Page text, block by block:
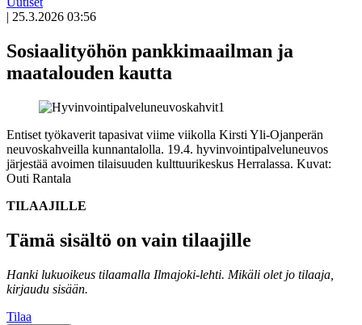
| 25.3.2026 03:56
Sosiaalityöhön pankkimaailman ja
maatalouden kautta
Entiset työkaverit tapasivat viime viikolla Kirsti Yli-Ojanperän
neuvoskahveilla kunnantalolla. 19.4. hyvinvointipalveluneuvos
järjestää avoimen tilaisuuden kulttuurikeskus Herralassa. Kuvat:
Outi Rantala
TILAAJILLE
Tämä sisältö on vain tilaajille
Hanki lukuoikeus tilaamalla Ilmajoki-lehti. Mikäli olet jo tilaaja,
kirjaudu sisään.
Tilaa